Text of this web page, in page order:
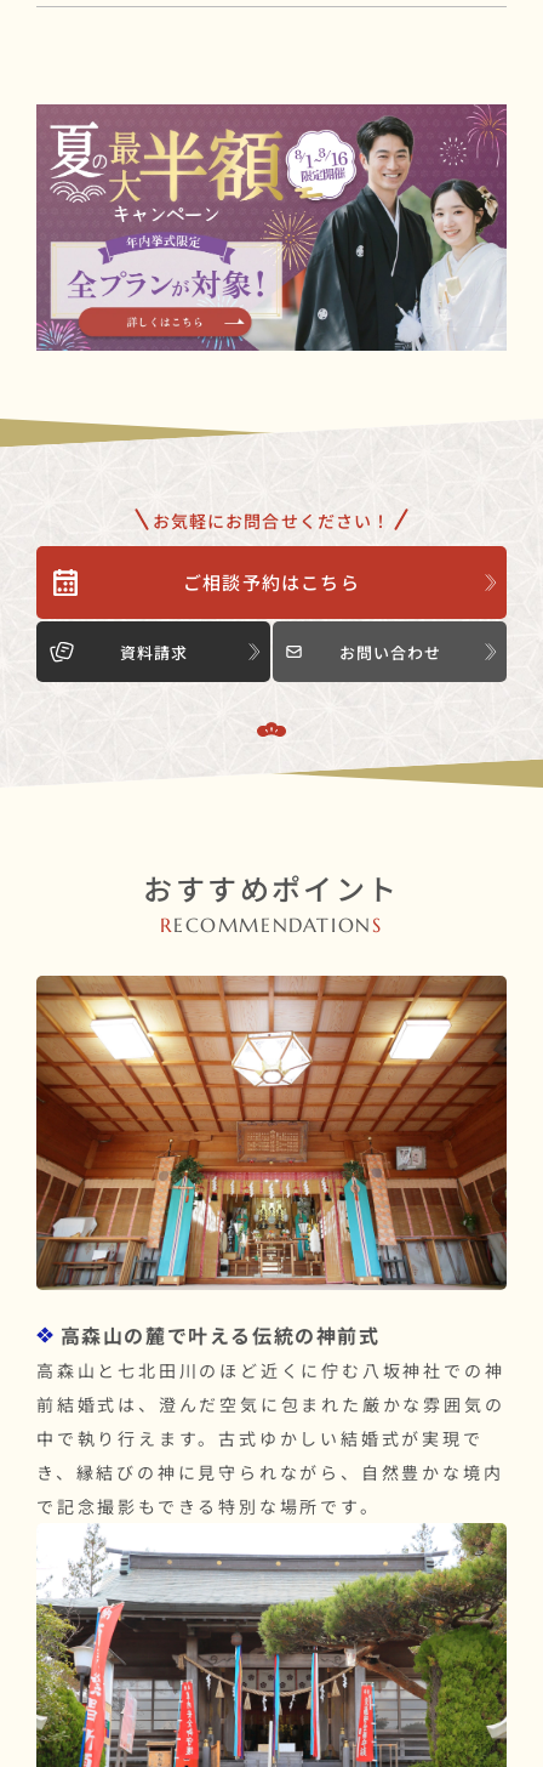
お気軽にお問合せください！
ご相談予約はこちら
資料請求 お問い合わせ
おすすめポイント
RECOMMENDATION S
高森山の麓で叶える伝統の神前式
高森山と七北田川のほど近くに佇む八坂神社での神
前結婚式は、澄んだ空気に包まれた厳かな雰囲気の
中で執り行えます。古式ゆかしい結婚式が実現で
き、縁結びの神に見守られながら、自然豊かな境内
で記念撮影もできる特別な場所です。